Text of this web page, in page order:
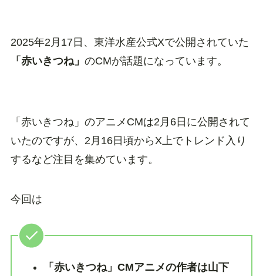
2025年2月17日、東洋水産公式Xで公開されていた
「赤いきつね」 のCMが話題になっています。
「赤いきつね」のアニメCMは2月6日に公開されて
いたのですが、2月16日頃からX上でトレンド入り
するなど注目を集めています。
今回は
「赤いきつね」CMアニメの作者は山下